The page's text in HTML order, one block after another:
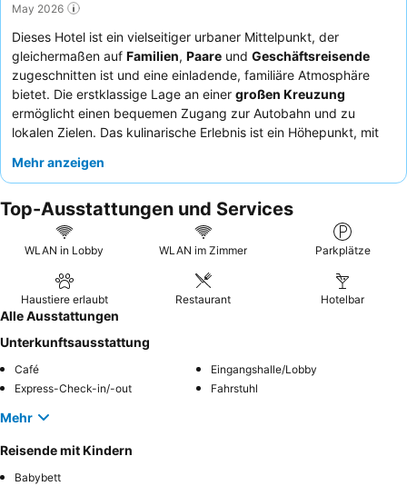
May 2026
Dieses Hotel ist ein vielseitiger urbaner Mittelpunkt, der
gleichermaßen auf Familien, Paare und Geschäftsreisende
zugeschnitten ist und eine einladende, familiäre Atmosphäre
bietet. Die erstklassige Lage an einer großen Kreuzung
ermöglicht einen bequemen Zugang zur Autobahn und zu
lokalen Zielen. Das kulinarische Erlebnis ist ein Höhepunkt, mit
hoteleigenen Restaurant, das für seine hochwertige Küche
Freundlichkeit und Aufmerksamkeit des Personals, was zu
einem angenehmen Aufenthalt beiträgt. Für einen schönen
Abend bietet der
charmante Biergarten
einen einladenden
Mehr anzeigen
Top-Ausstattungen und Services
WLAN in Lobby WLAN im Zimmer Parkplätze
Haustiere erlaubt Restaurant Hotelbar
Alle Ausstattungen
Unterkunftsausstattung
Café
Eingangshalle/Lobby
Express-Check-in/-out
Fahrstuhl
Mehr
Reisende mit Kindern
Babybett